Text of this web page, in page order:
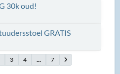
30k oud!
GRATIS
3 4 ... 7